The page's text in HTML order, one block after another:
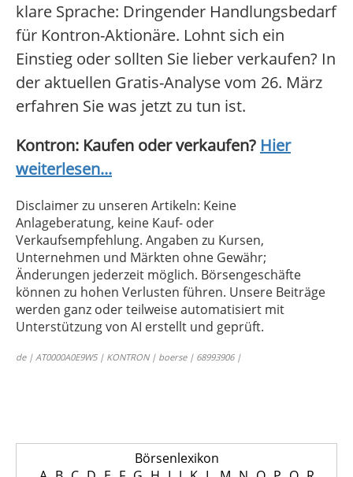
klare Sprache: Dringender Handlungsbedarf
für Kontron-Aktionäre. Lohnt sich ein
Einstieg oder sollten Sie lieber verkaufen? In
der aktuellen Gratis-Analyse vom 26. März
erfahren Sie was jetzt zu tun ist.
Kontron: Kaufen oder verkaufen? Hier
weiterlesen...
Disclaimer zu unseren Artikeln: Keine
Anlageberatung, keine Kauf- oder
Verkaufsempfehlung. Angaben zu Kursen,
Unternehmen und Märkten ohne Gewähr;
Änderungen jederzeit möglich. Börsengeschäfte
können zu hohen Verlusten führen. Unsere Beiträge
werden ganz oder teilweise automatisiert mit
Unterstützung von AI erstellt und geprüft.
de | AT0000A0E9W5 | KONTRON | boerse | 68993906 |
Börsenlexikon